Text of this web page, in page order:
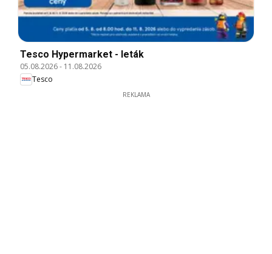
Tesco Hypermarket - leták
05.08.2026- 11.08.2026
Tesco
REKLAMA